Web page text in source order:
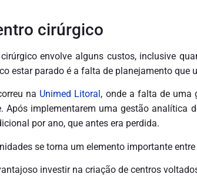
cirúrgico
envolve alguns custos, inclusive
estar parado é a falta de planejamento que
na Unimed Litoral , onde a falta de uma
Após implementarem uma gestão analítica
por ano, que antes era perdida.
se torna um elemento importante
investir na criação de centros